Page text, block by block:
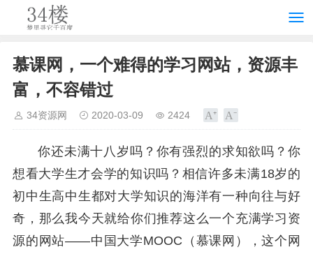
慕课网，一个难得的学习网站，资源丰
富，不容错过
34资源网 2020-03-09 2424
你还未满十八岁吗？你有强烈的求知欲吗？你
想看大学生才会学的知识吗？相信许多未满18岁的
初中生高中生都对大学知识的海洋有一种向往与好
奇，那么我今天就给你们推荐这么一个充满学习资
源的网站——中国大学MOOC（慕课网），这个网